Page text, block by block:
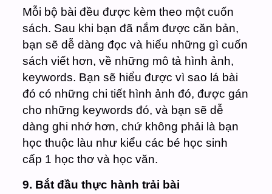
Mỗi bộ bài đều được kèm theo một cuốn
sách. Sau khi bạn đã nắm được căn bản,
bạn sẽ dễ dàng đọc và hiểu những gì cuốn
sách viết hơn, về những mô tả hình ảnh,
keywords. Bạn sẽ hiểu được vì sao lá bài
đó có những chi tiết hình ảnh đó, được gán
cho những keywords đó, và bạn sẽ dễ
dàng ghi nhớ hơn, chứ không phải là bạn
học thuộc làu như kiểu các bé học sinh
cấp 1 học thơ và học văn.
9. Bắt đầu thực hành trải bài